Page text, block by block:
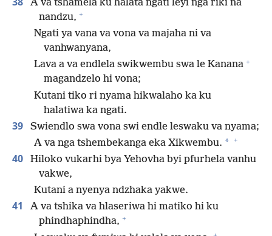
A va tshamela ku halata ngati leyi nga riki na
nandzu, +
Ngati ya vana va vona va majaha ni va
vanhwanyana,
Lava a va endlela swikwembu swa le Kanana +
magandzelo hi vona;
Kutani tiko ri nyama hikwalaho ka ku
halatiwa ka ngati.
39
Swiendlo swa vona swi endle leswaku va nyama;
A va nga tshembekanga eka Xikwembu. * +
40
Hiloko vukarhi bya Yehovha byi pfurhela vanhu
vakwe,
Kutani a nyenya ndzhaka yakwe.
41
A va tshika va hlaseriwa hi matiko hi ku
phindhaphindha, +